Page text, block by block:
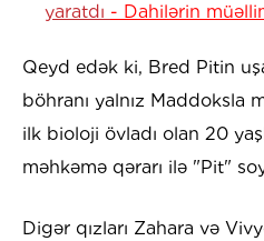
yaratdı - Dahilərin
Qeyd edək ki, Bred Pitin
böhranı yalnız Maddoksla
ilk bioloji övladı olan 20
məhkəmə qərarı ilə "Pit"
Digər qızları Zahara və